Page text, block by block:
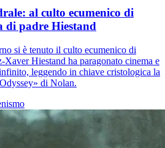
al culto ecumenico di
di padre Hiestand
si è tenuto il culto ecumenico di
Hiestand ha paragonato cinema e
leggendo in chiave cristologica la
di Nolan.